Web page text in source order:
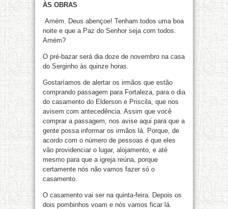
ÀS OBRAS
Amém. Deus abençoe! Tenham todos uma boa
noite e que a Paz do Senhor seja com todos.
Amém?
O pré-bazar será dia doze de novembro na casa
do Serginho às quinze horas.
Gostaríamos de alertar os irmãos que estão
comprando passagem para Fortaleza, para o dia
do casamento do Elderson e Priscila, que nos
avisem com antecedência. Assim que você
comprar a passagem, nos avise aqui para que a
gente possa informar os irmãos lá. Porque, de
acordo com o número de pessoas é que eles
vão providenciar o lugar, alojamento, e até
mesmo para que a igreja reúna, porque
certamente nós não vamos fazer só o
casamento.
O casamento vai ser na quinta-feira. Depois os
dois pombinhos voam e nós vamos ficar lá.